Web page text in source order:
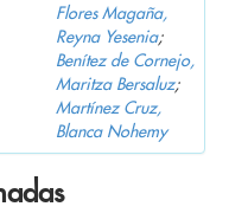
Flores Magaña,
Reyna Yesenia;
Benítez de Cornejo,
Maritza Bersaluz;
Martínez Cruz,
Blanca Nohemy